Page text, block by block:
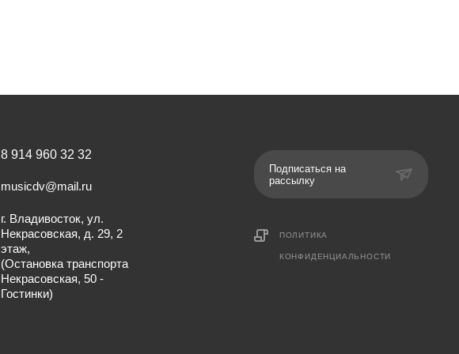
8 914 960 32 32
musicdv@mail.ru
г. Владивосток, ул.
Некрасовская, д. 29, 2
этаж,
(Остановка транспорта
Некрасовская, 50 -
Гостинки)
Подписаться на
рассылку
ПОЛИТИКА
КОНФИДЕНЦИАЛЬНОСТИ